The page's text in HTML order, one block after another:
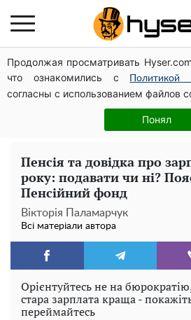
Продолжая просматривать
что ознакомились с
Политикой
согласны с использованием файлов
Понял
Дрони із націнкою: Олександр
мільйони оборонного бюджету
Естонії
Повністю гола Анна Трінчер
таких розмірів ви ще не бачили
Пенсія та довідка про
року: подавати чи ні?
Пенсійний фонд
Вікторія Паламарчук
Всі матеріали автора
Орієнтуйтесь не на
стара зарплата краща -
переймайтесь